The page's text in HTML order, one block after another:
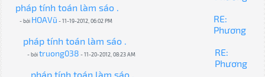
pháp tính toán làm sáo .
- bởi HOAVũ - 11-19-2012, 06:02 PM
RE:
Phương
pháp tính toán làm sáo .
- bởitruong038 - 11-20-2012, 08:23 AM
RE:
Phương
pháp tính toán làm sáo .